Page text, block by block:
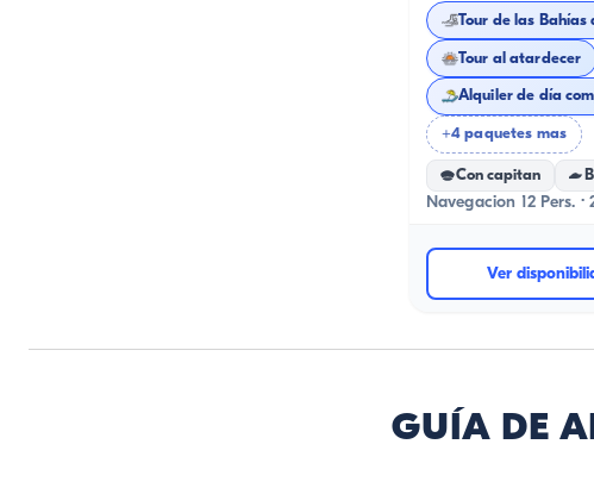
Tour de las Bahías
Tour al atardecer
Alquiler de día
+4 paquetes mas
Con capitan
Navegacion 12 Pers.
Ver
GUÍA DE